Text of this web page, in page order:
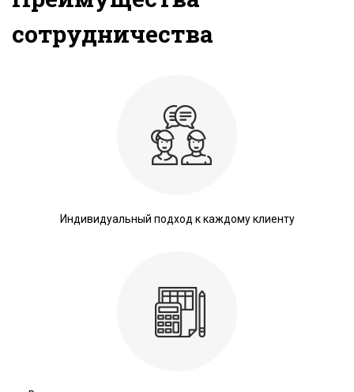
сотрудничества
Индивидуальный подход к каждому клиенту